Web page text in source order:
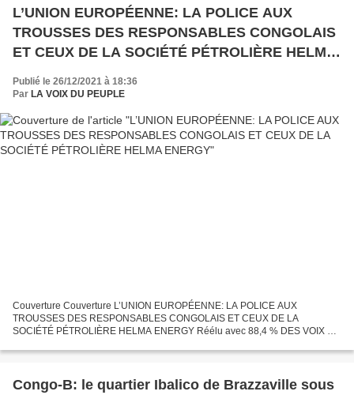
L’UNION EUROPÉENNE: LA POLICE AUX
TROUSSES DES RESPONSABLES CONGOLAIS
ET CEUX DE LA SOCIÉTÉ PÉTROLIÈRE HELMA
ENERGY
Publié le 26/12/2021 à 18:36
Par LA VOIX DU PEUPLE
Couverture Couverture L’UNION EUROPÉENNE: LA POLICE AUX
TROUSSES DES RESPONSABLES CONGOLAIS ET CEUX DE LA
SOCIÉTÉ PÉTROLIÈRE HELMA ENERGY Réélu avec 88,4 % DES VOIX M.
toujours en difficulté...
Congo-B: le quartier Ibalico de Brazzaville sous